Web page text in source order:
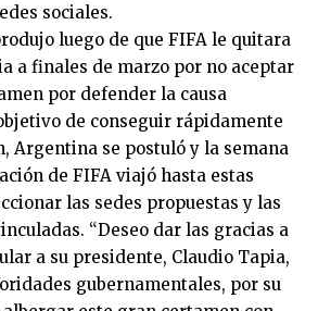
sociales.
luego de que FIFA le quitara
a finales de marzo por no aceptar
por defender la causa
de conseguir rápidamente
Argentina se postuló y la semana
de FIFA viajó hasta estas
las sedes propuestas y las
“Deseo dar las gracias a
a su presidente, Claudio Tapia,
gubernamentales, por su